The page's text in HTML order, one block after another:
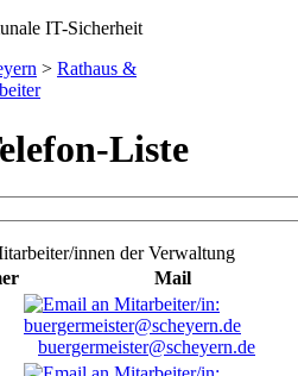
> Rathaus &
Liste
innen der Verwaltung
Mail
buergermeister@scheyern.de